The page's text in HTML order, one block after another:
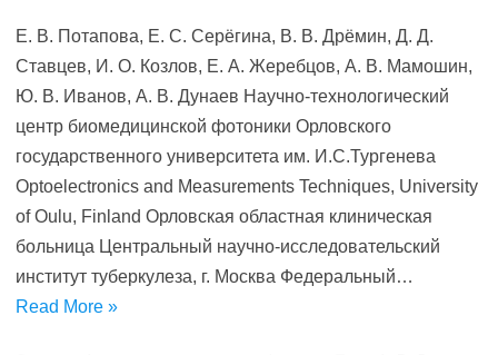
Е. В. Потапова, Е. С. Серёгина, В. В. Дрёмин, Д. Д.
Ставцев, И. О. Козлов, Е. А. Жеребцов, А. В. Мамошин,
Ю. В. Иванов, А. В. Дунаев Научно-технологический
центр биомедицинской фотоники Орловского
государственного университета им. И.С.Тургенева
Optoelectronics and Measurements Techniques, University
of Oulu, Finland Орловская областная клиническая
больница Центральный научно-исследовательский
институт туберкулеза, г. Москва Федеральный…
Read More »